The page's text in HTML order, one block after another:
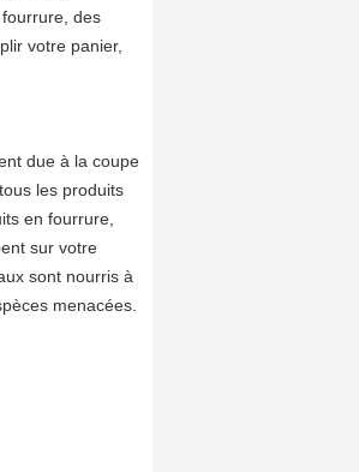
des
votre panier,
due à la coupe
les produits
en fourrure,
sur votre
sont nourris à
menacées.